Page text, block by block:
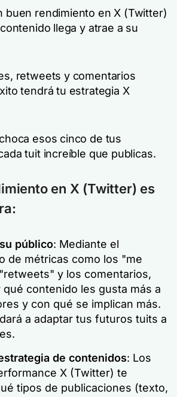
buen rendimiento en X (Twitter)
llega y atrae a su
retweets y comentarios
tendrá tu estrategia X
esos cinco de tus
tuit increíble que publicas.
en X (Twitter) es
público: Mediante el
de métricas como los "me
y los comentarios,
contenido les gusta más a
y con qué se implican más.
a adaptar tus futuros tuits a
de contenidos: Los
X (Twitter) te
tipos de publicaciones (texto,